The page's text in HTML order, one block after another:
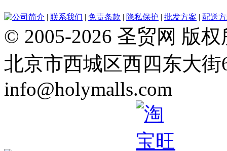
公司简介 | 联系我们 | 免责条款 | 隐私保护 | 批发方案 | 配送
© 2005-2026 圣贸网 版
北京市西城区西四东大街
info@holymalls.com